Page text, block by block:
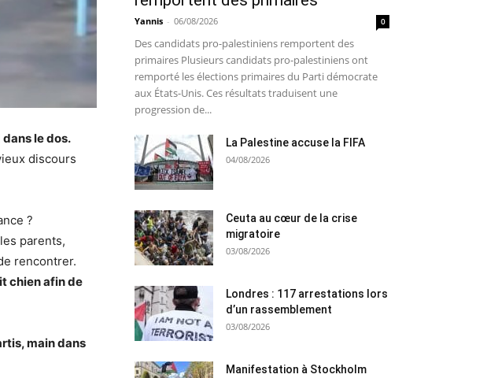
le dos.
discours
?
parents,
rencontrer.
chien afin de
main dans
Yannis - 06/08/2026 0
Des candidats pro-palestiniens remportent des
primaires Plusieurs candidats pro-palestiniens ont
remporté les élections primaires du Parti démocrate
aux États-Unis. Ces résultats traduisent une
progression de...
La Palestine accuse la FIFA
04/08/2026
Ceuta au cœur de la crise
migratoire
03/08/2026
Londres : 117 arrestations lors
d’un rassemblement
03/08/2026
Manifestation à Stockholm